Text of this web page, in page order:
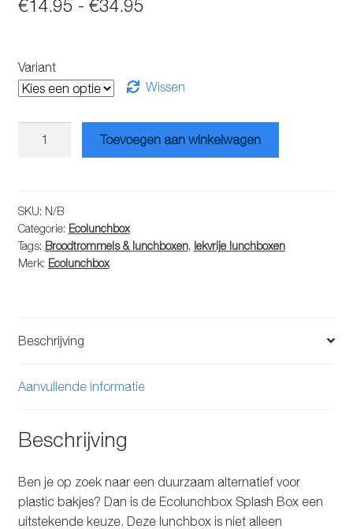
€14.95 - €34.95
€34.95
Variant
Wissen
Toevoegen aan winkelwagen
SKU: N/B
Categorie: Ecolunchbox
Tags: Broodtrommels & lunchboxen, lekvrije lunchboxen
Merk: Ecolunchbox
Beschrijving
Aanvullende informatie
Beschrijving
Ben je op zoek naar een duurzaam alternatief voor
plastic bakjes? Dan is de Ecolunchbox Splash Box een
uitstekende keuze. Deze lunchbox is niet alleen